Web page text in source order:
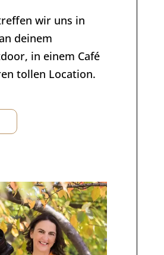
wir uns in
deinem
in einem Café
tollen Location.